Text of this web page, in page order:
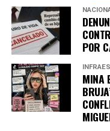
En pleno Paseo de la
respira orgullo y
blancos sobre
arcoíris. No fue
donde los miembros
decidir volver a salir
vez, pero con
POR
MINA